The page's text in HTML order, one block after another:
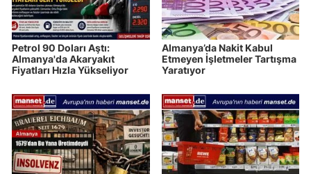
Petrol 90 Doları Aştı:
Almanya'da Akaryakıt
Fiyatları Hızla Yükseliyor
Almanya’da Nakit Kabul
Etmeyen İşletmeler Tartışma
Yaratıyor